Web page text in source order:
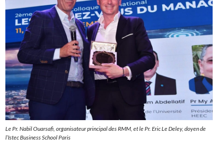
Le Pr. Nabil Ouarsafi, organisateur principal des RMM, et le Pr. Eric Le Deley, doyen de
l’Istec Business School Paris